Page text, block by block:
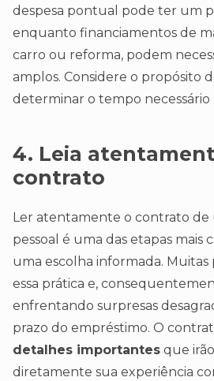
despesa pontual pode ter um
enquanto financiamentos de
carro ou reforma, podem
amplos. Considere o propósito
determinar o tempo necessário
4. Leia
contrato
Ler atentamente o contrato
pessoal é uma das etapas mais
uma escolha informada. Muitas
essa prática e,
enfrentando surpresas
prazo do empréstimo. O
detalhes importantes que
diretamente sua experiência